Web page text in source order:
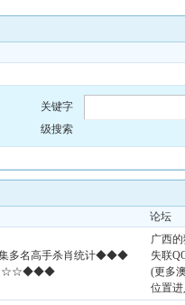
关键字
级搜索
论坛
名高手杀肖统计◆◆◆
广西
失联
(更多
位置